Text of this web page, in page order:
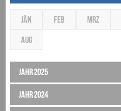
JÄN FEB MRZ
AUG
Jahr 2025
Jahr 2024